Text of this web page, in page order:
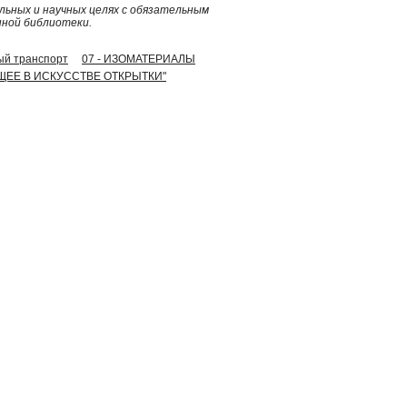
и научных целях с обязательным
библиотеки.
транспорт
07 - ИЗОМАТЕРИАЛЫ
В ИСКУССТВЕ ОТКРЫТКИ"